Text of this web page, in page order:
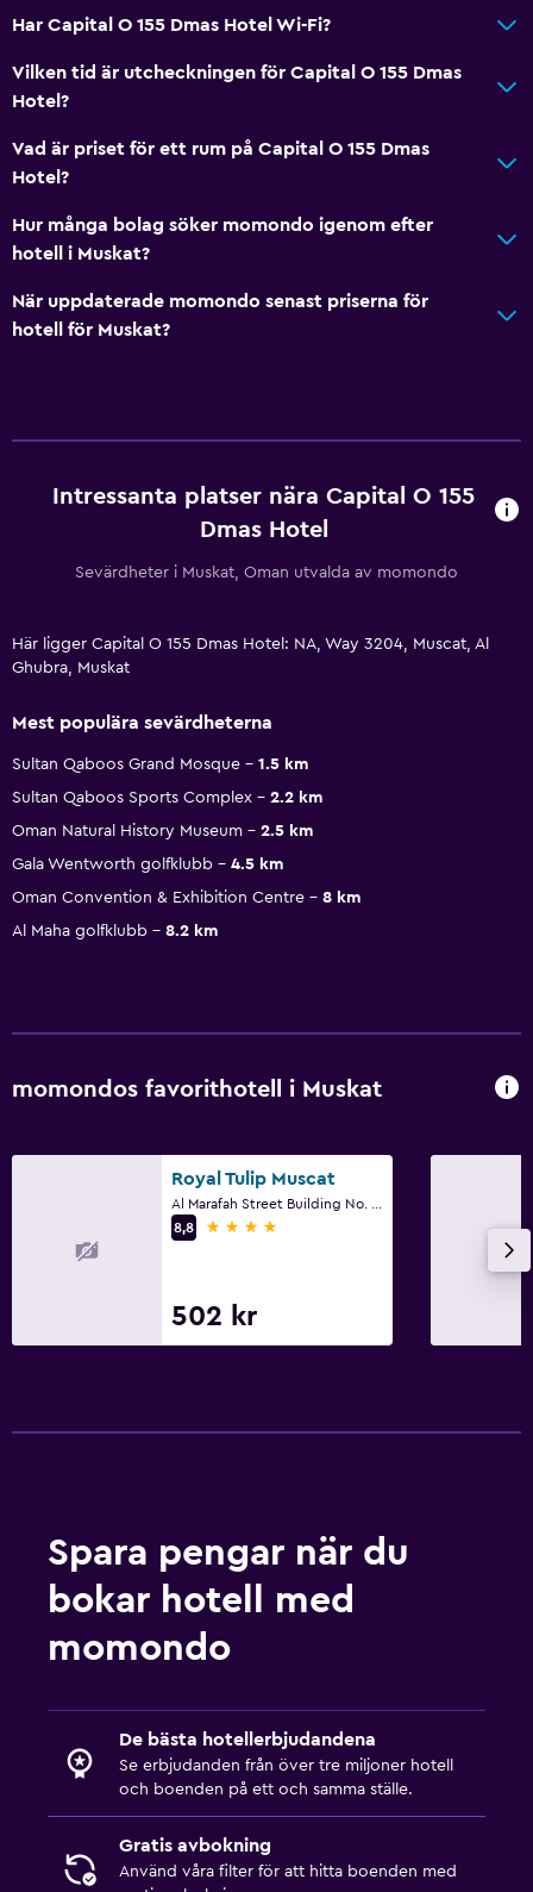
Har Capital O 155 Dmas Hotel Wi-Fi?
Vilken tid är utcheckningen för Capital O 155 Dmas
Hotel?
Vad är priset för ett rum på Capital O 155 Dmas
Hotel?
Hur många bolag söker momondo igenom efter
hotell i Muskat?
När uppdaterade momondo senast priserna för
hotell för Muskat?
Intressanta platser nära Capital O 155
Dmas Hotel
Sevärdheter i Muskat, Oman utvalda av momondo
Här ligger Capital O 155 Dmas Hotel: NA, Way 3204, Muscat, Al
Ghubra, Muskat
Mest populära sevärdheterna
Sultan Qaboos Grand Mosque
1.5 km
Sultan Qaboos Sports Complex
2.2 km
Oman Natural History Museum
2.5 km
Gala Wentworth golfklubb
4.5 km
Oman Convention & Exhibition Centre
8 km
Al Maha golfklubb
8.2 km
momondos favorithotell i Muskat
Royal Tulip Muscat
8,8
4 stjärnor
502 kr
Spara pengar när du
bokar hotell med
momondo
De bästa hotellerbjudandena
Se erbjudanden från över tre miljoner hotell
och boenden på ett och samma ställe.
Gratis avbokning
Använd våra filter för att hitta boenden med